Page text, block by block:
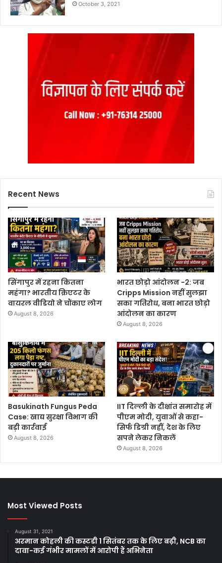
October 3, 2021
Recent News
सिंगापुर में रहना कितना
महंगा? भारतीय क्रिएटर के
वायरल वीडियो ने चौंकाए लोग
August 8, 2026
भारत छोड़ो आंदोलन -2: जब
Cripps Mission नहीं सुलझा
सका गतिरोध, बना भारत छोड़ो
आंदोलन का कारण
August 8, 2026
Basukinath Fungus Peda
Case: खाद्य सुरक्षा विभाग की
बड़ी कार्रवाई
August 8, 2026
IIT दिल्ली के दीक्षांत समारोह में
पीएम मोदी, युवाओं से कहा-
सिर्फ डिग्री नहीं, देश के लिए
सपने लेकर निकलें
August 8, 2026
Most Viewed Posts
August 31, 2021
अरमान कोहली की कस्टडी 1 सितंबर तक के लिए बढ़ी, NCB का
दावा-कई गंभीर मामलों में आरोपी हैं अभिनेता